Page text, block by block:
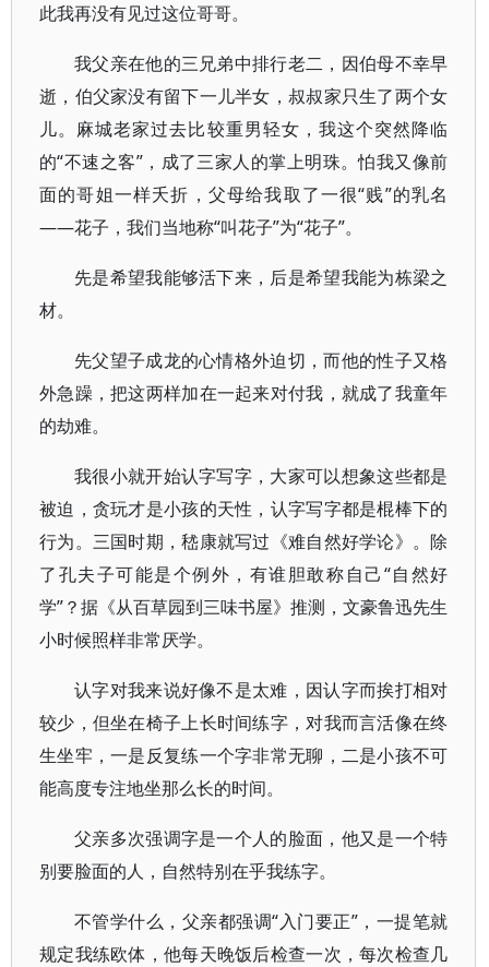
此我再没有见过这位哥哥。
我父亲在他的三兄弟中排行老二，因伯母不幸早
逝，伯父家没有留下一儿半女，叔叔家只生了两个女
儿。麻城老家过去比较重男轻女，我这个突然降临
的“不速之客”，成了三家人的掌上明珠。怕我又像前
面的哥姐一样夭折，父母给我取了一很“贱”的乳名
——花子，我们当地称“叫花子”为“花子”。
先是希望我能够活下来，后是希望我能为栋梁之
材。
先父望子成龙的心情格外迫切，而他的性子又格
外急躁，把这两样加在一起来对付我，就成了我童年
的劫难。
我很小就开始认字写字，大家可以想象这些都是
被迫，贪玩才是小孩的天性，认字写字都是棍棒下的
行为。三国时期，嵇康就写过《难自然好学论》。除
了孔夫子可能是个例外，有谁胆敢称自己“自然好
学”？据《从百草园到三味书屋》推测，文豪鲁迅先生
小时候照样非常厌学。
认字对我来说好像不是太难，因认字而挨打相对
较少，但坐在椅子上长时间练字，对我而言活像在终
生坐牢，一是反复练一个字非常无聊，二是小孩不可
能高度专注地坐那么长的时间。
父亲多次强调字是一个人的脸面，他又是一个特
别要脸面的人，自然特别在乎我练字。
不管学什么，父亲都强调“入门要正”，一提笔就
规定我练欧体，他每天晚饭后检查一次，每次检查几